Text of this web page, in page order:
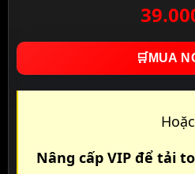
🛒 MUA
Hoặc
Nâng cấp VIP để tải